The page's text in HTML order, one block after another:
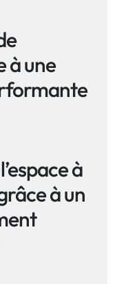
à une
à
à un